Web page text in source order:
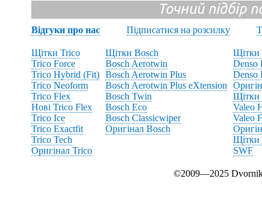
Точний підбір
Відгуки про нас Підписатися на розсилку
Щітки Trico
Trico Force
Trico Hybrid (Fit)
Trico Neoform
Trico Flex
Нові Trico Flex
Trico Ice
Trico Exactfit
Trico Tech
Оригінал Trico
Щітки Bosch
Bosch Aerotwin
Bosch Aerotwin Plus
Bosch Aerotwin Plus eXtension
Bosch Twin
Bosch Eco
Bosch Classicwiper
Оригінал Bosch
Щітки
Denso
Denso
Щітки
Valeo
Valeo
Щітки
SWF
©2009—2025